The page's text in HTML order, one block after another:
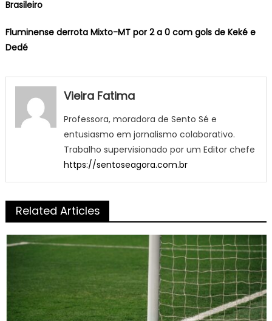
Brasileiro
Fluminense derrota Mixto-MT por 2 a 0 com gols de Keké e
Dedé
Vieira Fatima
Professora, moradora de Sento Sé e
entusiasmo em jornalismo colaborativo.
Trabalho supervisionado por um Editor chefe
https://sentoseagora.com.br
Related Articles